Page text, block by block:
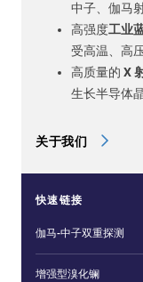
中子、伽马
高强度工业
受高温、高
高质量的 X
生长半导体
关于我们
快速链接
伽马-中子双重探测
增强型溴化镧